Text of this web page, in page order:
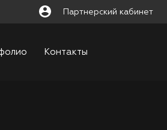
Партнерский кабинет
Контакты